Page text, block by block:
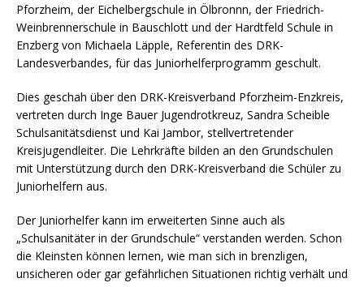
Pforzheim, der Eichelbergschule in Ölbronnn, der Friedrich-
Weinbrennerschule in Bauschlott und der Hardtfeld Schule in
Enzberg von Michaela Läpple, Referentin des DRK-
Landesverbandes, für das Juniorhelferprogramm geschult.
Dies geschah über den DRK-Kreisverband Pforzheim-Enzkreis,
vertreten durch Inge Bauer Jugendrotkreuz, Sandra Scheible
Schulsanitätsdienst und Kai Jambor, stellvertretender
Kreisjugendleiter. Die Lehrkräfte bilden an den Grundschulen
mit Unterstützung durch den DRK-Kreisverband die Schüler zu
Juniorhelfern aus.
Der Juniorhelfer kann im erweiterten Sinne auch als
„Schulsanitäter in der Grundschule“ verstanden werden. Schon
die Kleinsten können lernen, wie man sich in brenzligen,
unsicheren oder gar gefährlichen Situationen richtig verhält und